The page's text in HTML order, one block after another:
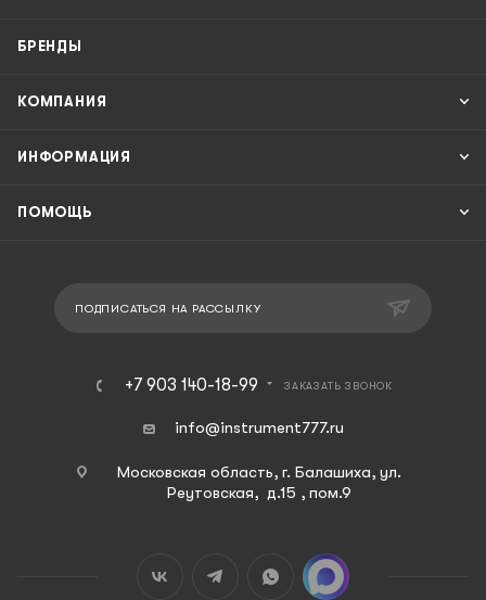
БРЕНДЫ
КОМПАНИЯ
ИНФОРМАЦИЯ
ПОМОЩЬ
ПОДПИСАТЬСЯ НА РАССЫЛКУ
+7 903 140-18-99 ЗАКАЗАТЬ ЗВОНОК
info@instrument777.ru
Московская область, г. Балашиха, ул.
Реутовская, д.15 , пом.9